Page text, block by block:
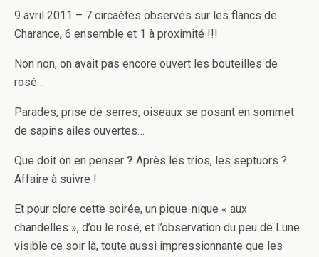
9 avril 2011 – 7 circaètes observés sur les flancs de
Charance, 6 ensemble et 1 à proximité !!!
Non non, on avait pas encore ouvert les bouteilles de
rosé…
Parades, prise de serres, oiseaux se posant en sommet
de sapins ailes ouvertes…
Que doit on en penser ? Après les trios, les septuors ?…
Affaire à suivre !
Et pour clore cette soirée, un pique-nique « aux
chandelles », d’ou le rosé, et l’observation du peu de Lune
visible ce soir là, toute aussi impressionnante que les